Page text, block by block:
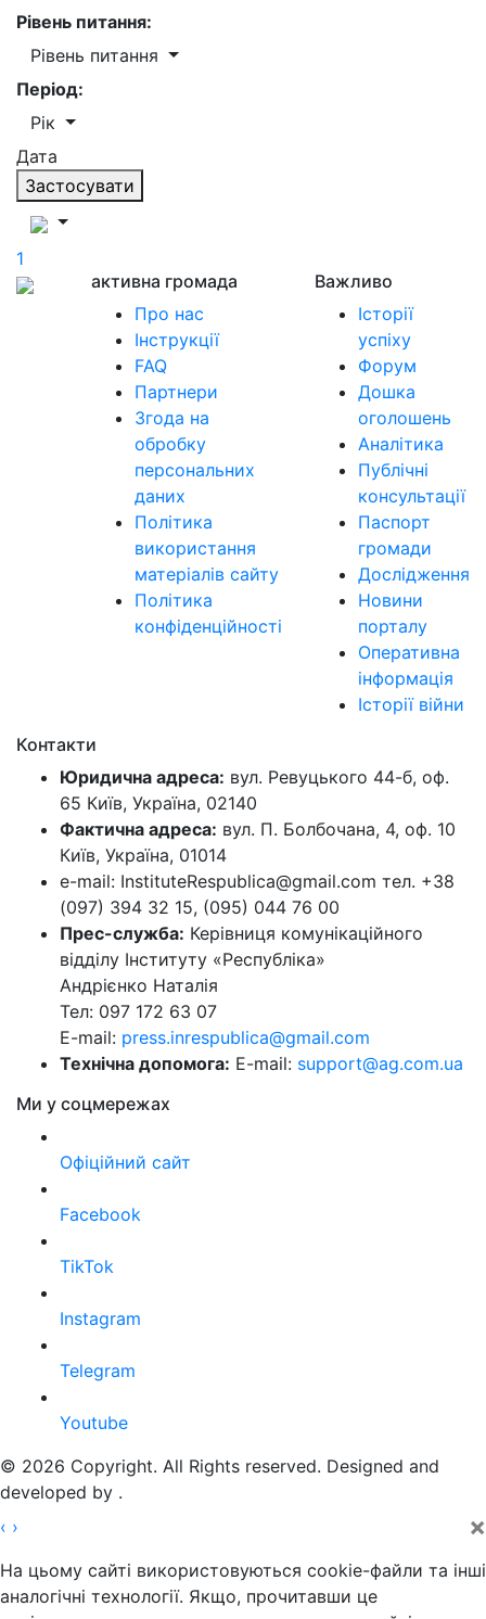
Рівень питання:
Рівень питання
Період:
Рік
Дата
Застосувати
1
активна громада
Про нас
Інструкції
FAQ
Партнери
Згода на
обробку
персональних
даних
Політика
використання
матеріалів сайту
Політика
конфіденційності
Важливо
Історії
успіху
Форум
Дошка
оголошень
Аналітика
Публічні
консультації
Паспорт
громади
Дослідження
Новини
порталу
Оперативна
інформація
Історії війни
Контакти
Юридична адреса: вул. Ревуцького 44-б, оф.
65 Київ, Україна, 02140
Фактична адреса: вул. П. Болбочана, 4, оф. 10
Київ, Україна, 01014
e-mail: InstituteRespublica@gmail.com тел. +38
(097) 394 32 15, (095) 044 76 00
Прес-служба: Керівниця комунікаційного
відділу Інституту «Республіка»
Андрієнко Наталія
Тел: 097 172 63 07
E-mail: press.inrespublica@gmail.com
Технічна допомога: E-mail: support@ag.com.ua
Ми у соцмережах
Офіційний сайт
Facebook
TikTok
Instagram
Telegram
Youtube
© 2026 Copyright. All Rights reserved. Designed and
developed by .
‹ › ×
На цьому сайті використовуються cookie-файли та інші
аналогічні технології. Якщо, прочитавши це